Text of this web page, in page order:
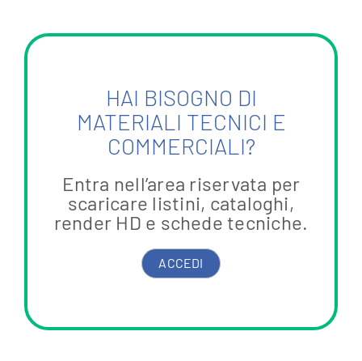
HAI BISOGNO DI
MATERIALI TECNICI E
COMMERCIALI?
Entra nell’area riservata per
scaricare listini, cataloghi,
render HD e schede tecniche.
ACCEDI